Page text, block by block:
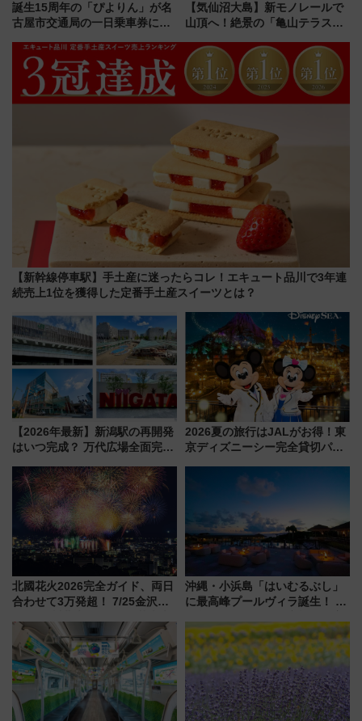
誕生15周年の「ぴよりん」が名
古屋市交通局の一日乗車券に！
定1万5000枚】
【気仙沼大島】新モノレールで
山頂へ！絶景の「亀山テラス
暇村のお得な日帰りプランも登
場
【新幹線停車駅】手土産に迷ったらコレ！エキュート品川で3年連
続売上1位を獲得した定番手土産スイーツとは？
【2026年最新】新潟駅の再開発
はいつ完成？ 万代広場全面完成
開発、バスタ新潟構想まで徹底
解説！
2026夏の旅行はJALがお得！東
京ディズニーシー完全貸切パー
ーン始まる 条件は「夏の国内
北國花火2026完全ガイド、両日
合わせて3万発超！ 7/25金沢大
会の日程・アクセス・観覧席ま
とめ（石川県）
沖縄・小浜島「はいむるぶし」
に最高峰プールヴィラ誕生！ 石
美旅「何もしない贅沢」を体験
してみない？